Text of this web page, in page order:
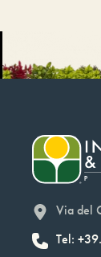
Via del
Tel: